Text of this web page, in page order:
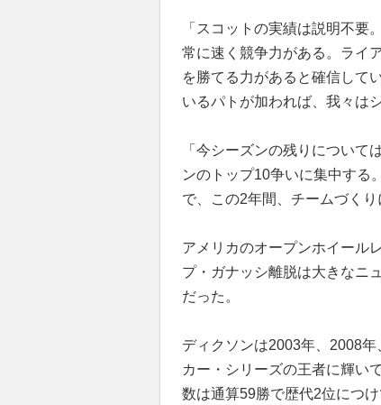
「スコットの実績は説明不要
常に速く競争力がある。ライ
を勝てる力があると確信して
いるパトが加われば、我々は
「今シーズンの残りについて
ンのトップ10争いに集中する
で、この2年間、チームづくり
アメリカのオープンホイール
プ・ガナッシ離脱は大きなニ
だった。
ディクソンは2003年、2008
カー・シリーズの王者に輝い
数は通算59勝で歴代2位につ